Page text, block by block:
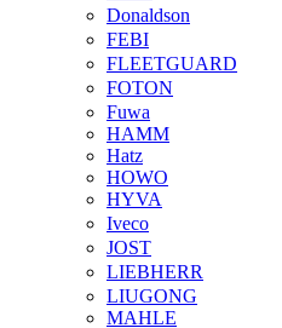
Donaldson
FEBI
FLEETGUARD
FOTON
Fuwa
HAMM
Hatz
HOWO
HYVA
Iveco
JOST
LIEBHERR
LIUGONG
MAHLE